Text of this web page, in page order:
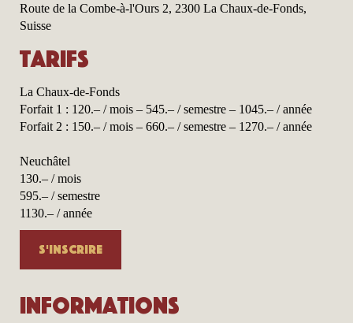
Route de la Combe-à-l'Ours 2, 2300 La Chaux-de-Fonds,
Suisse
Tarifs
La Chaux-de-Fonds
Forfait 1 : 120.– / mois – 545.– / semestre – 1045.– / année
Forfait 2 : 150.– / mois – 660.– / semestre – 1270.– / année
Neuchâtel
130.– / mois
595.– / semestre
1130.– / année
S'inscrire
Informations